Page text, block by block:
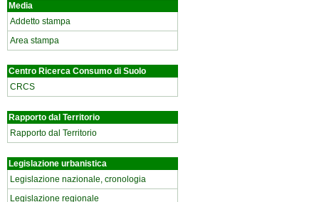
Media
Addetto stampa
Area stampa
Centro Ricerca Consumo di Suolo
CRCS
Rapporto dal Territorio
Rapporto dal Territorio
Legislazione urbanistica
Legislazione nazionale, cronologia
Legislazione regionale